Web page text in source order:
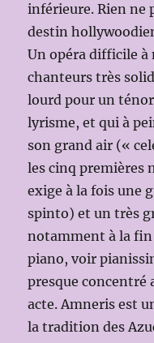
inférieure. Rien ne
destin
Un opéra difficile à
chanteurs très
lourd pour un
lyrisme, et qui à
son grand air («
les cinq premières
exige à la fois une
spinto) et un très
notamment à la
piano, voir
presque concentré
acte. Amneris est
la tradition des